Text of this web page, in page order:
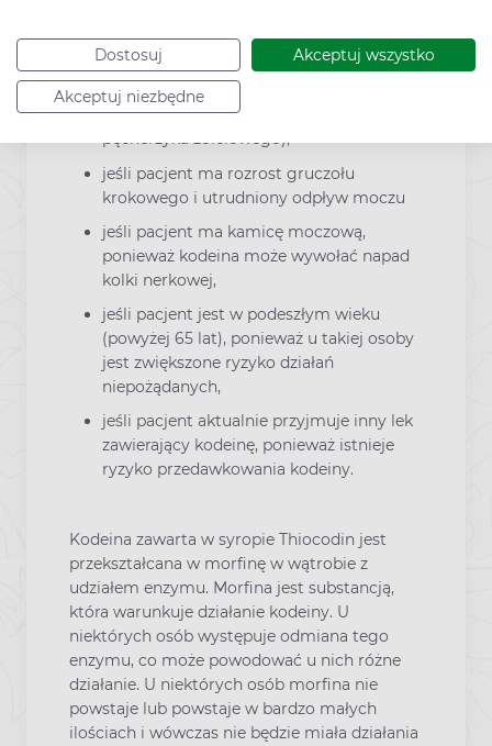
Dostosuj Akceptuj wszystko
Akceptuj niezbędne
jeśli pacjent jest po zabiegu
chirurgicznym w obrębie dróg
żółciowych (np. jest po operacji
pęcherzyka żółciowego),
jeśli pacjent ma rozrost gruczołu
krokowego i utrudniony odpływ moczu
jeśli pacjent ma kamicę moczową,
ponieważ kodeina może wywołać napad
kolki nerkowej,
jeśli pacjent jest w podeszłym wieku
(powyżej 65 lat), ponieważ u takiej osoby
jest zwiększone ryzyko działań
niepożądanych,
jeśli pacjent aktualnie przyjmuje inny lek
zawierający kodeinę, ponieważ istnieje
ryzyko przedawkowania kodeiny.
Kodeina zawarta w syropie Thiocodin jest
przekształcana w morfinę w wątrobie z
udziałem enzymu. Morfina jest substancją,
która warunkuje działanie kodeiny. U
niektórych osób występuje odmiana tego
enzymu, co może powodować u nich różne
działanie. U niektórych osób morfina nie
powstaje lub powstaje w bardzo małych
ilościach i wówczas nie będzie miała działania